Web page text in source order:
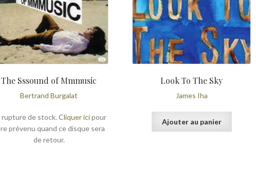
The Sssound of Mmmusic
Bertrand Burgalat
rupture de stock. Cliquer icipour
prévenu quand ce disque sera
de retour.
Look To The Sky
James Iha
Ajouter au panier